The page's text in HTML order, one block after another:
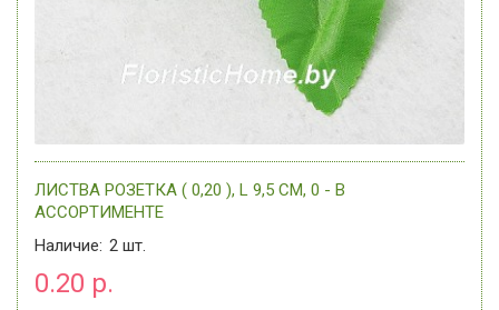
ЛИСТВА РОЗЕТКА ( 0,20 ), L 9,5 СМ, 0 - В
АССОРТИМЕНТЕ
Наличие: 2 шт.
0.20 р.